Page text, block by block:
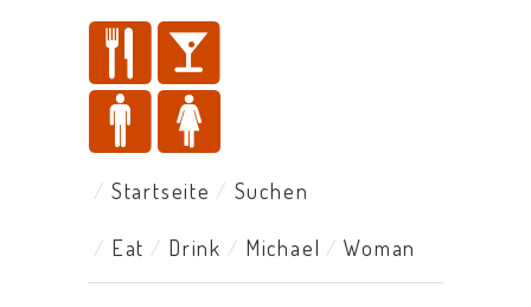
Startseite Suchen
Eat Drink Michael Woman